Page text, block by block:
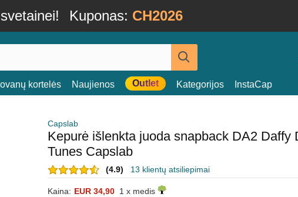
Kuponas: CH2026
kortelės Naujienos Outlet Kategorijos InstaCap
Capslab
Kepurė išlenkta juoda snapback DA2 Daffy
Tunes Capslab
(4.9) 13 klientų atsiliepimai
Kaina: EUR 34,90 1 x medis